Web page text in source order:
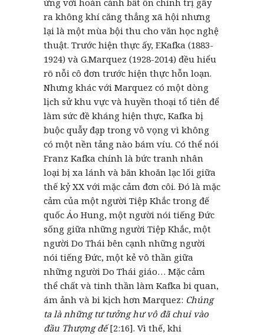
ứng với hoàn cảnh bất ổn chính trị gây
ra không khí căng thẳng xã hội nhưng
lại là một mùa bội thu cho văn học nghệ
thuật. Trước hiện thực ấy, F.Kafka (1883-
1924) và G.Marquez (1928-2014) đều hiểu
rõ nỗi cô đơn trước hiện thực hỗn loạn.
Nhưng khác với Marquez có một dòng
lịch sử khu vực và huyền thoại tổ tiên để
làm sức đề kháng hiện thực, Kafka bị
buộc quẫy đạp trong vô vọng vì không
có một nền tảng nào bám víu. Có thể nói
Franz Kafka chính là bức tranh nhân
loại bị xa lánh và băn khoăn lạc lối giữa
thế kỷ XX với mặc cảm đơn côi. Đó là mặc
cảm của một người Tiệp Khắc trong đế
quốc Áo Hung, một người nói tiếng Đức
sống giữa những người Tiệp Khắc, một
người Do Thái bên cạnh những người
nói tiếng Đức, một kẻ vô thần giữa
những người Do Thái giáo… Mặc cảm
thể chất và tinh thần làm Kafka bi quan,
ám ảnh và bi kịch hơn Marquez: Chúng
ta là những tư tưởng hư vô đã chui vào
đầu Thượng đế[2:16]. Vì thế, khi